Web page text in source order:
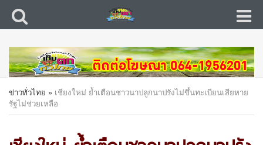
ข่าวทั่วไทย » เชียงใหม่ ย้ำเตือนชาวนาปลูกนาปรังไม่ขึ้นทะเบียนเสียหาย
รัฐไม่ช่วยเหลือ